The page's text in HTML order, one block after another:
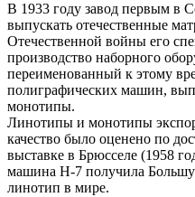
В 1933 году завод первым в
выпускать отечественные
Отечественной войны его
производство наборного
переименованный к этому
полиграфических машин,
монотипы.
Линотипы и монотипы
качество было оценено по
выставке в Брюсселе (1958
машина Н-7 получила
линотип в мире.